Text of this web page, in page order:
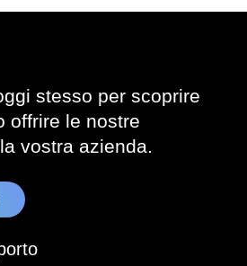
stesso per scoprire
offrire le nostre
vostra azienda.